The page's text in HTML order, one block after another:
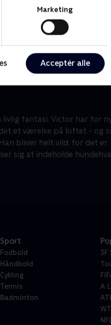
Marketing
Acceptér alle
Mumitroldene
Børneserier • 1 sæsoner
fantasi. Victor har for
et værelse på loftet - og
bliver helt vild, for det er
sig at indeholde
Sport
Fodbold
Håndbold
Cykling
Tennis
Badminton
3F
A